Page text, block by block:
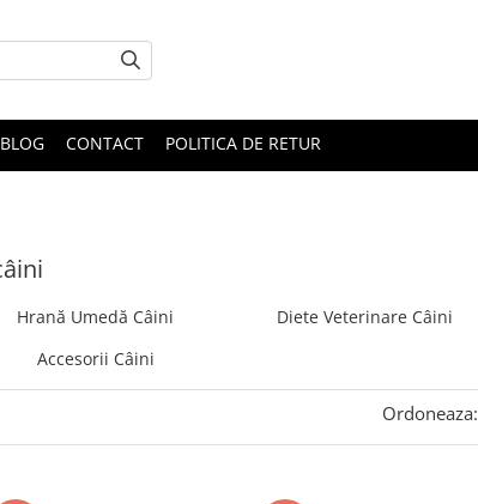
BLOG CONTACT POLITICA DE RETUR
Hrană Umedă Câini Diete Veterinare Câini
Accesorii Câini
Ordoneaza: